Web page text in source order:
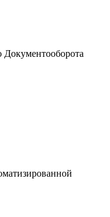
Документооборота